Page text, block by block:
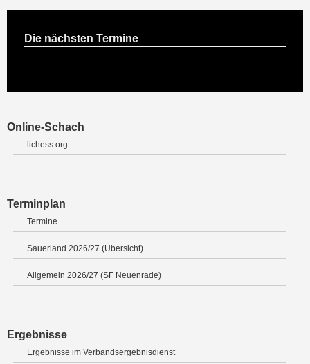
Die nächsten Termine
Online-Schach
lichess.org
Terminplan
Termine
Sauerland 2026/27 (Übersicht)
Allgemein 2026/27 (SF Neuenrade)
Ergebnisse
Ergebnisse im Verbandsergebnisdienst